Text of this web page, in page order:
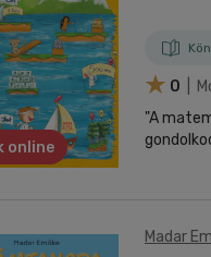
online
0
|
"A
Madar